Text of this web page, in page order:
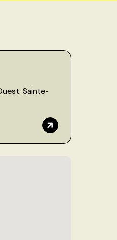
Sainte-